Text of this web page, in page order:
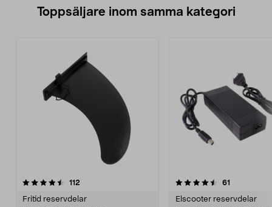
Toppsäljare inom samma kategori
112
Fritid reservdelar
4.5 av 5 stjärnor 61
Elscooter reservdelar
4.5 av 5 stjärnor